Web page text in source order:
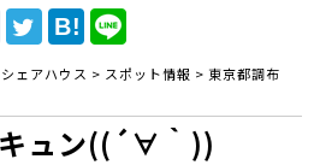
ェアハウス > スポット情報 > 東京都調布
ュン((´∀｀))